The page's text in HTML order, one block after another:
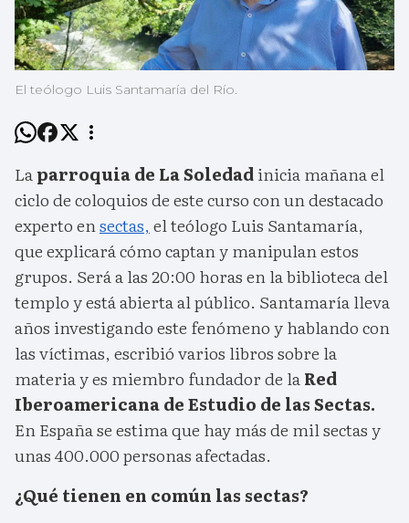
El teólogo Luis Santamaría del Río.
Laparroquia de La Soledadinicia mañana el
ciclo de coloquios de este curso con un destacado
experto ensectas,el teólogo Luis Santamaría,
que explicará cómo captan y manipulan estos
grupos. Será a las 20:00 horas en la biblioteca del
templo y está abierta al público. Santamaría lleva
años investigando este fenómeno y hablando con
las víctimas, escribió varios libros sobre la
materia y es miembro fundador de laRed
Iberoamericana de Estudio de las Sectas.
En España se estima que hay más de mil sectas y
unas 400.000 personas afectadas.
¿Qué tienen en común las sectas?